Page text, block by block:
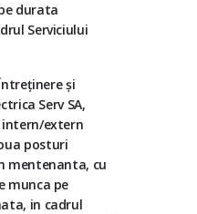
durata
Serviciului
şi
Serv SA,
intern/extern
posturi
mentenanta, cu
munca pe
in cadrul